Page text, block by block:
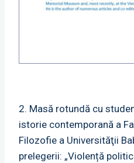
2. Masă rotundă cu
istorie contemporană a
Filozofie a Universităţii
prelegerii: „Violență